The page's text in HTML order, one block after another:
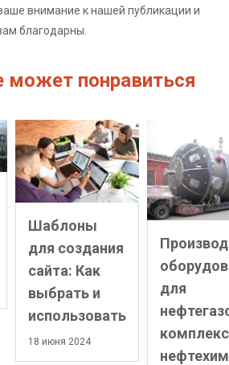
внимание к нашей публикации и
благодарны.
понравиться
Шаблоны
для создания
сайта: Как
выбрать и
использовать
18 июня 2024
для